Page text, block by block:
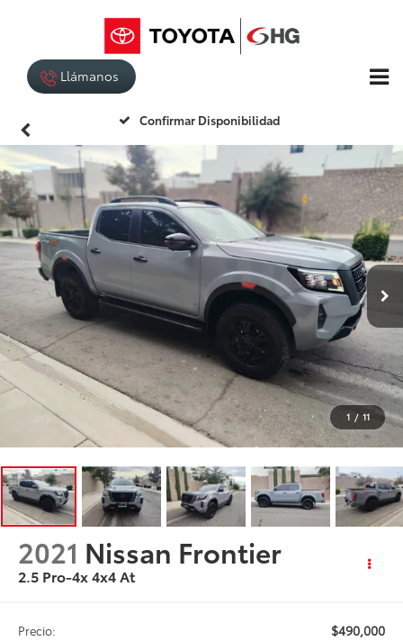
Llámanos
Confirmar Disponibilidad
1 / 11
2021 Nissan Frontier
2.5 Pro-4x 4x4 At
Precio: $490,000